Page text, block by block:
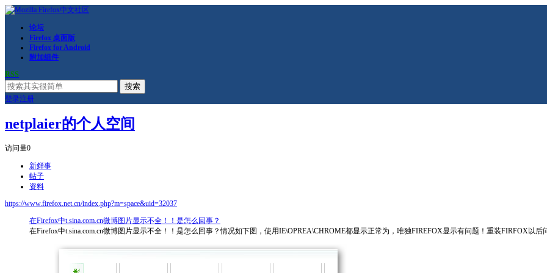
论坛
Firefox 桌面版
Firefox for Android
附加组件
RSS
搜索
登录注册
netplaier的个人空间
访问量0
新鲜事
帖子
资料
https://www.firefox.net.cn/index.php?m=space&uid=32037
在Firefox中t.sina.com.cn微博图片显示不全！！是怎么回事？
在Firefox中t.sina.com.cn微博图片显示不全！！是怎么回事？情况如下图，使用IE\OPREA\CHROME都显示正常为，唯独FIREFOX显示有问题！重装FIRFOX以